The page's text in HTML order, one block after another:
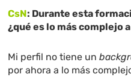
CsN: Durante esta
¿qué es lo más complejo
Mi perfil no tiene un
por ahora a lo más